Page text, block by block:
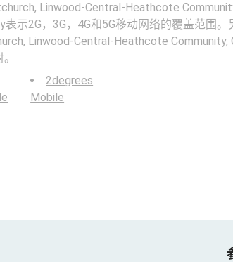
Linwood-Central-Heathcote
表示2G，3G，4G和5G移动网络的覆盖范围
Linwood-Central-Heathcote Community,
2degrees
Mobile